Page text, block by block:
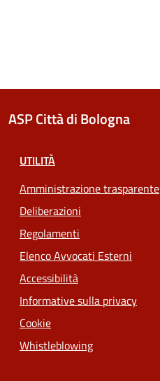
ASP Città di Bologna
UTILITÀ
Amministrazione trasparente
Deliberazioni
Regolamenti
Elenco Avvocati Esterni
Accessibilità
Informative sulla privacy
Cookie
Whistleblowing